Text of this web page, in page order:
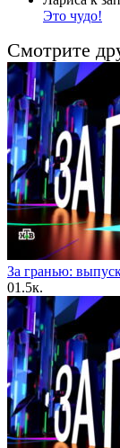
Это чудо!
Смотрите
За гранью:
01.5к.